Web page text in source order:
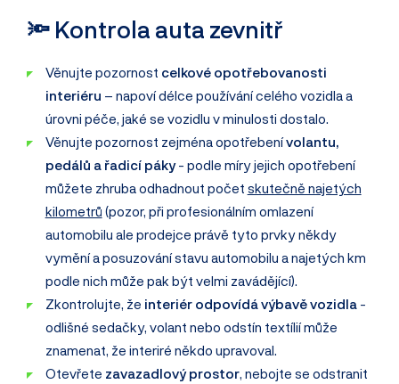
🔦 Kontrola auta zevnitř
Věnujte pozornost celkové opotřebovanosti
interiéru – napoví délce používání celého vozidla a
úrovni péče, jaké se vozidlu v minulosti dostalo.
Věnujte pozornost zejména opotřebenívolantu,
pedálů a řadicí páky- podle míry jejich opotřebení
můžete zhruba odhadnout počet skutečně najetých
kilometrů (pozor, při profesionálním omlazení
automobilu ale prodejce právě tyto prvky někdy
vymění a posuzování stavu automobilu a najetých km
podle nich může pak být velmi zavádějící).
Zkontrolujte, že interiér odpovídá výbavě vozidla-
odlišné sedačky, volant nebo odstín textílií může
znamenat, že interiré někdo upravoval.
Otevřete zavazadlový prostor, nebojte se odstranit